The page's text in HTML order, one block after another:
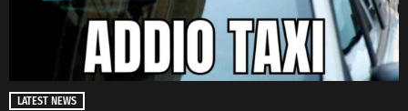
LATEST NEWS